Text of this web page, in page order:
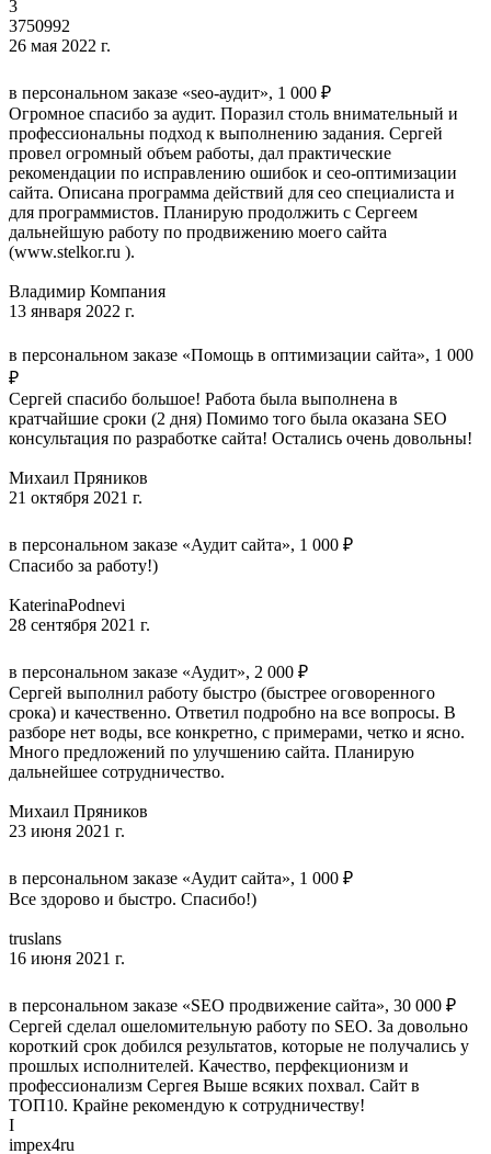
3
3750992
26 мая 2022 г.
в персональном заказе «seo-аудит», 1 000 ₽
Огромное спасибо за аудит. Поразил столь внимательный и
профессиональны подход к выполнению задания. Сергей
провел огромный объем работы, дал практические
рекомендации по исправлению ошибок и сео-оптимизации
сайта. Описана программа действий для сео специалиста и
для программистов. Планирую продолжить с Сергеем
дальнейшую работу по продвижению моего сайта
(www.stelkor.ru ).
Владимир Компания
13 января 2022 г.
в персональном заказе «Помощь в оптимизации сайта», 1 000
₽
Сергей спасибо большое! Работа была выполнена в
кратчайшие сроки (2 дня) Помимо того была оказана SEO
консультация по разработке сайта! Остались очень довольны!
Михаил Пряников
21 октября 2021 г.
в персональном заказе «Аудит сайта», 1 000 ₽
Спасибо за работу!)
KaterinaPodnevi
28 сентября 2021 г.
в персональном заказе «Аудит», 2 000 ₽
Сергей выполнил работу быстро (быстрее оговоренного
срока) и качественно. Ответил подробно на все вопросы. В
разборе нет воды, все конкретно, с примерами, четко и ясно.
Много предложений по улучшению сайта. Планирую
дальнейшее сотрудничество.
Михаил Пряников
23 июня 2021 г.
в персональном заказе «Аудит сайта», 1 000 ₽
Все здорово и быстро. Спасибо!)
truslans
16 июня 2021 г.
в персональном заказе «SEO продвижение сайта», 30 000 ₽
Сергей сделал ошеломительную работу по SEO. За довольно
короткий срок добился результатов, которые не получались у
прошлых исполнителей. Качество, перфекционизм и
профессионализм Сергея Выше всяких похвал. Сайт в
ТОП10. Крайне рекомендую к сотрудничеству!
I
impex4ru